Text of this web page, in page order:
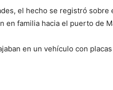
el hecho se registró sobre
en familia hacia el puerto de
en un vehículo con